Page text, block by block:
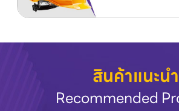
สินค้าแนะนำ
Recommended